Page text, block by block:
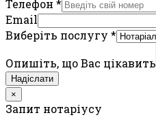
Телефон *
Email
Виберіть послугу *
Опишіть, що Вас цікавить
Надіслати
×
Запит нотаріусу